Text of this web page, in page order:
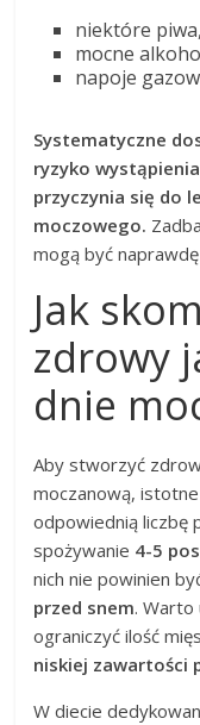
niektóre piwa,
mocne
napoje
Systematyczne
ryzyko
przyczynia się do
moczowego.
mogą być
Jak
zdrowy
dnie
Aby stworzyć
moczanową,
odpowiednią liczbę
spożywanie 4-5
nich nie powinien
przed snem. Warto
ograniczyć ilość
niskiej zawartości
W diecie